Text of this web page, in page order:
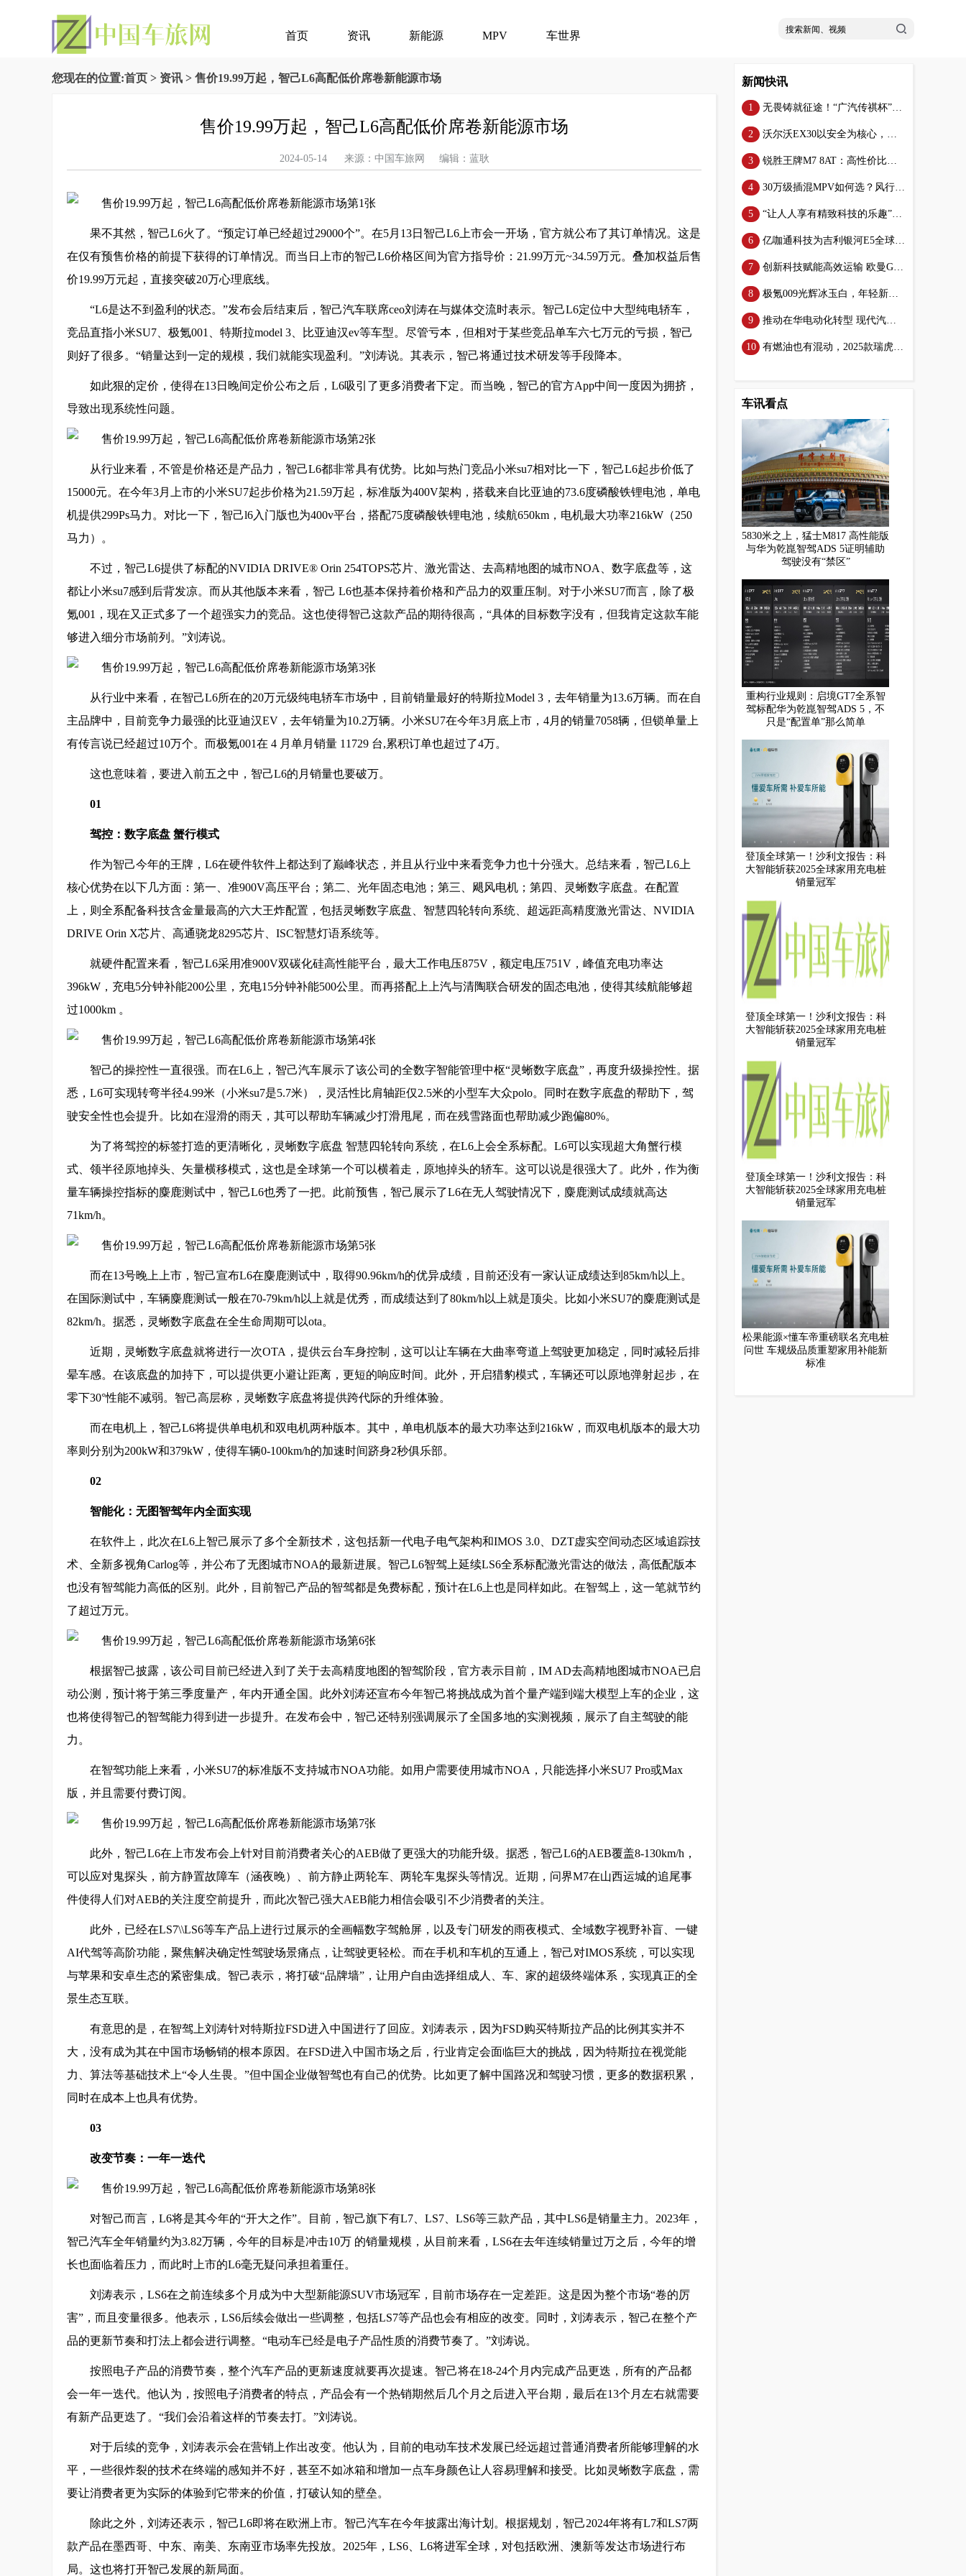
首页 资讯 新能源 MPV 车世界
您现在的位置:首页 > 资讯 > 售价19.99万起，智己L6高配低价席卷新能源市场
售价19.99万起，智己L6高配低价席卷新能源市场
2024-05-14 来源：中国车旅网 编辑：蓝耿
果不其然，智己L6火了。“预定订单已经超过29000个”。在5月13日智己L6上市会一开场，官方就公布了其订单情况。这是
在仅有预售价格的前提下获得的订单情况。而当日上市的智己L6价格区间为官方指导价：21.99万元~34.59万元。叠加权益后售
价19.99万元起，直接突破20万心理底线。
“L6是达不到盈利的状态。”发布会后结束后，智己汽车联席ceo刘涛在与媒体交流时表示。智己L6定位中大型纯电轿车，
竞品直指小米SU7、极氪001、特斯拉model 3、比亚迪汉ev等车型。尽管亏本，但相对于某些竞品单车六七万元的亏损，智己
则好了很多。“销量达到一定的规模，我们就能实现盈利。”刘涛说。其表示，智己将通过技术研发等手段降本。
如此狠的定价，使得在13日晚间定价公布之后，L6吸引了更多消费者下定。而当晚，智己的官方App中间一度因为拥挤，
导致出现系统性问题。
从行业来看，不管是价格还是产品力，智己L6都非常具有优势。比如与热门竞品小米su7相对比一下，智己L6起步价低了
15000元。在今年3月上市的小米SU7起步价格为21.59万起，标准版为400V架构，搭载来自比亚迪的73.6度磷酸铁锂电池，单电
机提供299Ps马力。对比一下，智己l6入门版也为400v平台，搭配75度磷酸铁锂电池，续航650km，电机最大功率216kW（250
马力）。
不过，智己L6提供了标配的NVIDIA DRIVE® Orin 254TOPS芯片、激光雷达、去高精地图的城市NOA、数字底盘等，这
都让小米su7感到后背发凉。而从其他版本来看，智己 L6也基本保持着价格和产品力的双重压制。对于小米SU7而言，除了极
氪001，现在又正式多了一个超强实力的竞品。这也使得智己这款产品的期待很高，“具体的目标数字没有，但我肯定这款车能
够进入细分市场前列。”刘涛说。
从行业中来看，在智己L6所在的20万元级纯电轿车市场中，目前销量最好的特斯拉Model 3，去年销量为13.6万辆。而在自
主品牌中，目前竞争力最强的比亚迪汉EV，去年销量为10.2万辆。小米SU7在今年3月底上市，4月的销量7058辆，但锁单量上
有传言说已经超过10万个。而极氪001在 4 月单月销量 11729 台,累积订单也超过了4万。
这也意味着，要进入前五之中，智己L6的月销量也要破万。
01
驾控：数字底盘 蟹行模式
作为智己今年的王牌，L6在硬件软件上都达到了巅峰状态，并且从行业中来看竞争力也十分强大。总结来看，智己L6上
核心优势在以下几方面：第一、准900V高压平台；第二、光年固态电池；第三、飓风电机；第四、灵蜥数字底盘。在配置
上，则全系配备科技含金量最高的六大王炸配置，包括灵蜥数字底盘、智慧四轮转向系统、超远距高精度激光雷达、NVIDIA
DRIVE Orin X芯片、高通骁龙8295芯片、ISC智慧灯语系统等。
就硬件配置来看，智己L6采用准900V双碳化硅高性能平台，最大工作电压875V，额定电压751V，峰值充电功率达
396kW，充电5分钟补能200公里，充电15分钟补能500公里。而再搭配上上汽与清陶联合研发的固态电池，使得其续航能够超
过1000km 。
智己的操控性一直很强。而在L6上，智己汽车展示了该公司的全数字智能管理中枢“灵蜥数字底盘”，再度升级操控性。据
悉，L6可实现转弯半径4.99米（小米su7是5.7米），灵活性比肩轴距仅2.5米的小型车大众polo。同时在数字底盘的帮助下，驾
驶安全性也会提升。比如在湿滑的雨天，其可以帮助车辆减少打滑甩尾，而在残雪路面也帮助减少跑偏80%。
为了将驾控的标签打造的更清晰化，灵蜥数字底盘 智慧四轮转向系统，在L6上会全系标配。L6可以实现超大角蟹行模
式、领半径原地掉头、矢量横移模式，这也是全球第一个可以横着走，原地掉头的轿车。这可以说是很强大了。此外，作为衡
量车辆操控指标的麋鹿测试中，智己L6也秀了一把。此前预售，智己展示了L6在无人驾驶情况下，麋鹿测试成绩就高达
71km/h。
而在13号晚上上市，智己宣布L6在麋鹿测试中，取得90.96km/h的优异成绩，目前还没有一家认证成绩达到85km/h以上。
在国际测试中，车辆麋鹿测试一般在70-79km/h以上就是优秀，而成绩达到了80km/h以上就是顶尖。比如小米SU7的麋鹿测试是
82km/h。据悉，灵蜥数字底盘在全生命周期可以ota。
近期，灵蜥数字底盘就将进行一次OTA，提供云台车身控制，这可以让车辆在大曲率弯道上驾驶更加稳定，同时减轻后排
晕车感。在该底盘的加持下，可以提供更小避让距离，更短的响应时间。此外，开启猎豹模式，车辆还可以原地弹射起步，在
零下30°性能不减弱。智己高层称，灵蜥数字底盘将提供跨代际的升维体验。
而在电机上，智己L6将提供单电机和双电机两种版本。其中，单电机版本的最大功率达到216kW，而双电机版本的最大功
率则分别为200kW和379kW，使得车辆0-100km/h的加速时间跻身2秒俱乐部。
02
智能化： 无图智驾年内全面实现
在软件上，此次在L6上智己展示了多个全新技术，这包括新一代电子电气架构和IMOS 3.0、DZT虚实空间动态区域追踪技
术、全新多视角Carlog等，并公布了无图城市NOA的最新进展。智己L6智驾上延续LS6全系标配激光雷达的做法，高低配版本
也没有智驾能力高低的区别。此外，目前智己产品的智驾都是免费标配，预计在L6上也是同样如此。在智驾上，这一笔就节约
了超过万元。
根据智己披露，该公司目前已经进入到了关于去高精度地图的智驾阶段，官方表示目前，IM AD去高精地图城市NOA已启
动公测，预计将于第三季度量产，年内开通全国。此外刘涛还宣布今年智己将挑战成为首个量产端到端大模型上车的企业，这
也将使得智己的智驾能力得到进一步提升。在发布会中，智己还特别强调展示了全国多地的实测视频，展示了自主驾驶的能
力。
在智驾功能上来看，小米SU7的标准版不支持城市NOA功能。如用户需要使用城市NOA，只能选择小米SU7 Pro或Max
版，并且需要付费订阅。
此外，智己L6在上市发布会上针对目前消费者关心的AEB做了更强大的功能升级。据悉，智己L6的AEB覆盖8-130km/h，
可以应对鬼探头，前方静置故障车（涵夜晚）、前方静止两轮车、两轮车鬼探头等情况。近期，问界M7在山西运城的追尾事
件使得人们对AEB的关注度空前提升，而此次智己强大AEB能力相信会吸引不少消费者的关注。
此外，已经在LS7\\LS6等车产品上进行过展示的全画幅数字驾舱屏，以及专门研发的雨夜模式、全域数字视野补盲、一键
AI代驾等高阶功能，聚焦解决确定性驾驶场景痛点，让驾驶更轻松。而在手机和车机的互通上，智己对IMOS系统，可以实现
与苹果和安卓生态的紧密集成。智己表示，将打破“品牌墙”，让用户自由选择组成人、车、家的超级终端体系，实现真正的全
景生态互联。
有意思的是，在智驾上刘涛针对特斯拉FSD进入中国进行了回应。刘涛表示，因为FSD购买特斯拉产品的比例其实并不
大，没有成为其在中国市场畅销的根本原因。在FSD进入中国市场之后，行业肯定会面临巨大的挑战，因为特斯拉在视觉能
力、算法等基础技术上“令人生畏。”但中国企业做智驾也有自己的优势。比如更了解中国路况和驾驶习惯，更多的数据积累，
同时在成本上也具有优势。
03
改变节奏：一年一迭代
对智己而言，L6将是其今年的“开大之作”。目前，智己旗下有L7、LS7、LS6等三款产品，其中LS6是销量主力。2023年，
智己汽车全年销量约为3.82万辆，今年的目标是冲击10万 的销量规模，从目前来看，LS6在去年连续销量过万之后，今年的增
长也面临着压力，而此时上市的L6毫无疑问承担着重任。
刘涛表示，LS6在之前连续多个月成为中大型新能源SUV市场冠军，目前市场存在一定差距。这是因为整个市场“卷的厉
害”，而且变量很多。他表示，LS6后续会做出一些调整，包括LS7等产品也会有相应的改变。同时，刘涛表示，智己在整个产
品的更新节奏和打法上都会进行调整。“电动车已经是电子产品性质的消费节奏了。”刘涛说。
按照电子产品的消费节奏，整个汽车产品的更新速度就要再次提速。智己将在18-24个月内完成产品更迭，所有的产品都
会一年一迭代。他认为，按照电子消费者的特点，产品会有一个热销期然后几个月之后进入平台期，最后在13个月左右就需要
有新产品更迭了。“我们会沿着这样的节奏去打。”刘涛说。
对于后续的竞争，刘涛表示会在营销上作出改变。他认为，目前的电动车技术发展已经远超过普通消费者所能够理解的水
平，一些很炸裂的技术在终端的感知并不好，甚至不如冰箱和增加一点车身颜色让人容易理解和接受。比如灵蜥数字底盘，需
要让消费者更为实际的体验到它带来的价值，打破认知的壁垒。
除此之外，刘涛还表示，智己L6即将在欧洲上市。智己汽车在今年披露出海计划。根据规划，智己2024年将有L7和LS7两
款产品在墨西哥、中东、南美、东南亚市场率先投放。2025年，LS6、L6将进军全球，对包括欧洲、澳新等发达市场进行布
局。这也将打开智己发展的新局面。
新闻快讯
无畏铸就征途！“广汽传祺杯”第六届中国企业家沙漠戈壁行即将起航
沃尔沃EX30以安全为核心，打造都市出行新选择
锐胜王牌M7 8AT：高性价比与优质服务并驱，用户满意度高
30万级插混MPV如何选？风行星海V9为您揭晓豪华新篇章
“让人人享有精致科技的乐趣”，看升维iCAR如何引爆行业“对撞”
亿咖通科技为吉利银河E5全球上市插上智慧翅膀
创新科技赋能高效运输 欧曼GTL星翼版轻盈款3.0燃气车够轻盈才稳赢
极氪009光辉冰玉白，年轻新贵的第一台四座超豪华
推动在华电动化转型 现代汽车将携多款车型亮相北京车展
有燃油也有混动，2025款瑞虎9正式上市，15.29万元起
车讯看点
5830米之上，猛士M817 高性能版
与华为乾崑智驾ADS 5证明辅助
驾驶没有“禁区”
重构行业规则：启境GT7全系智
驾标配华为乾崑智驾ADS 5，不
只是“配置单”那么简单
登顶全球第一！沙利文报告：科
大智能斩获2025全球家用充电桩
销量冠军
登顶全球第一！沙利文报告：科
大智能斩获2025全球家用充电桩
销量冠军
登顶全球第一！沙利文报告：科
大智能斩获2025全球家用充电桩
销量冠军
松果能源×懂车帝重磅联名充电桩
问世 车规级品质重塑家用补能新
标准